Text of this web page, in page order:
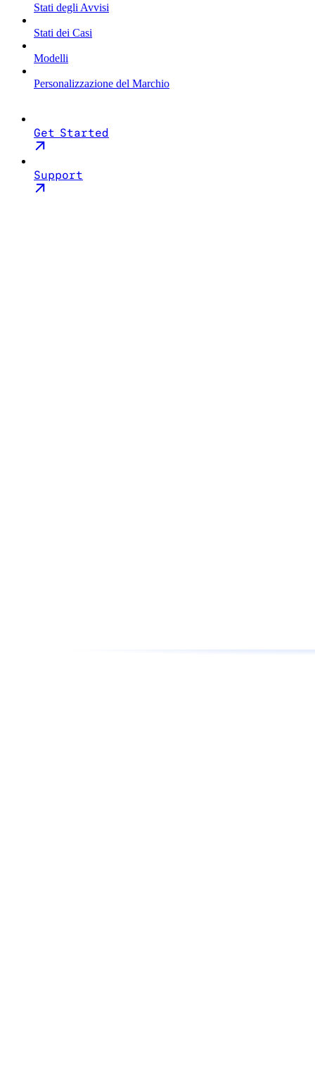
Stati degli Avvisi
Stati dei Casi
Modelli
Personalizzazione del Marchio
Get Started
Support